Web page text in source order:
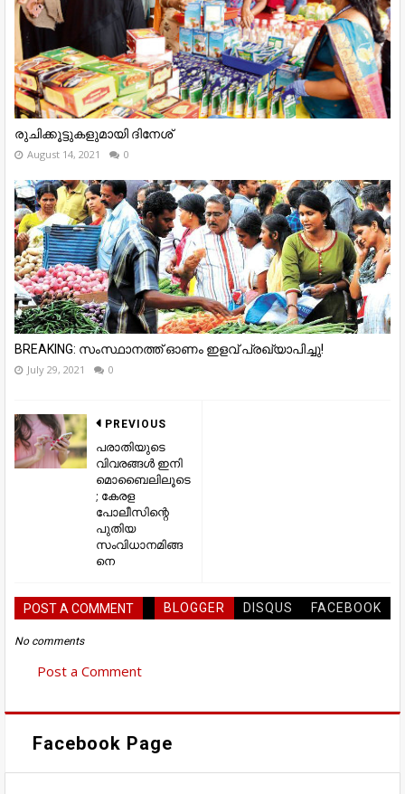
രുചിക്കൂട്ടുകളുമായി ദിനേശ്‌
August 14, 2021 0
BREAKING: സംസ്ഥാനത്ത് ഓണം ഇളവ് പ്രഖ്യാപിച്ചു!
July 29, 2021 0
PREVIOUS
പരാതിയുടെ
വിവരങ്ങള്‍ ഇനി
മൊബൈലിലൂടെ
; കേരള
പോലീസിന്റെ
പുതിയ
സംവിധാനമിങ്ങ
നെ
POST A COMMENT BLOGGER DISQUS FACEBOOK
No comments
Post a Comment
Facebook Page